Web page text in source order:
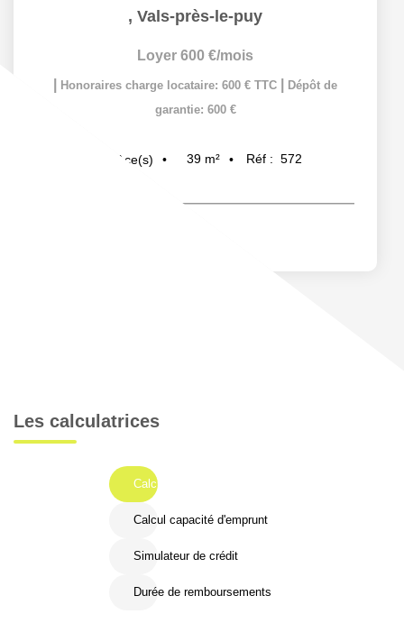
, Vals-près-le-puy
Loyer 600 €/mois
Honoraires charge locataire: 600 € TTC
Dépôt de
garantie: 600 €
pièce(s) 39 m² Réf : 572
Les calculatrices
Calcul Frais de notaire
Calcul capacité d'emprunt
Simulateur de crédit
Durée de remboursements